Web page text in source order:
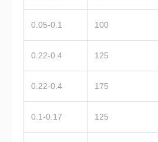
0.05-0.1 100
0.22-0.4 125
0.22-0.4 175
0.1-0.17 125